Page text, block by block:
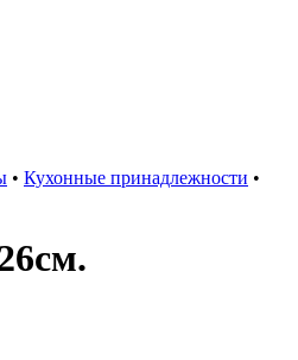
• Кухонные принадлежности •